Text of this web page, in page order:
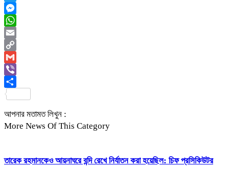
Twitter
Messenger
WhatsApp
Email
Copy
Link
Gmail
Viber
আপনার মতামত লিখুন :
More News Of This Category
তারেক রহমানকেও আয়নাঘরে বন্দি রেখে নির্যাতন করা হয়েছিল: চিফ প্রসিকিউটর